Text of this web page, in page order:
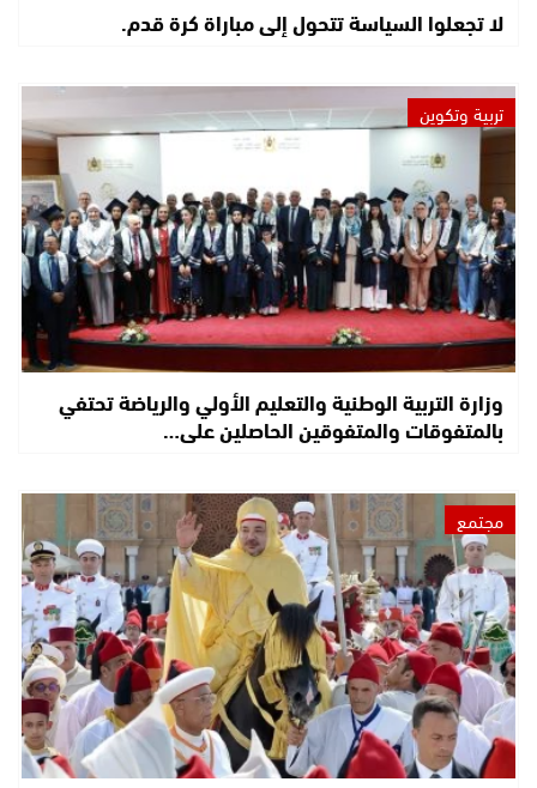
لا تجعلوا السياسة تتحول إلى مباراة كرة قدم.
تربية وتكوين
وزارة التربية الوطنية والتعليم الأولي والرياضة تحتفي
بالمتفوقات والمتفوقين الحاصلين على…
مجتمع